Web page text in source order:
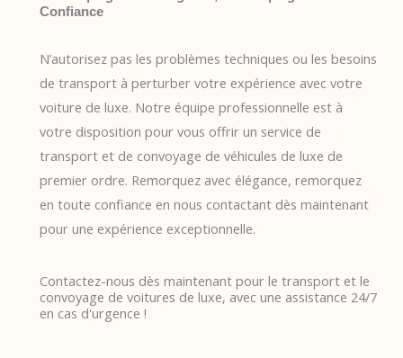
Confiance
N’autorisez pas les problèmes techniques ou les besoins
de transport à perturber votre expérience avec votre
voiture de luxe. Notre équipe professionnelle est à
votre disposition pour vous offrir un service de
transport et de convoyage de véhicules de luxe de
premier ordre. Remorquez avec élégance, remorquez
en toute confiance en nous contactant dès maintenant
pour une expérience exceptionnelle.
Contactez-nous dès maintenant pour le transport et le
convoyage de voitures de luxe, avec une assistance 24/7
en cas d'urgence !